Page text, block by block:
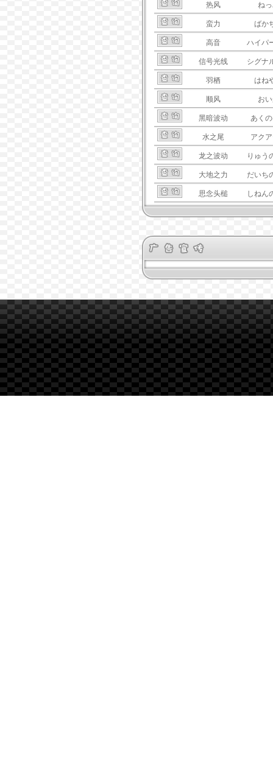
热风 ね
蛮力 ばか
高音 ハイパ
信号光线 シグナ
羽栖 はね
顺风 お
黑暗波动 あく
水之尾 アク
龙之波动 りゅう
大地之力 だいち
思念头槌 しねん